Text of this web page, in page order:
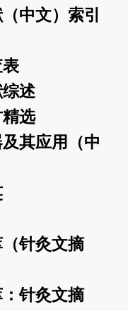
中文）索引
述
选
其应用（中
针灸文摘
针灸文摘